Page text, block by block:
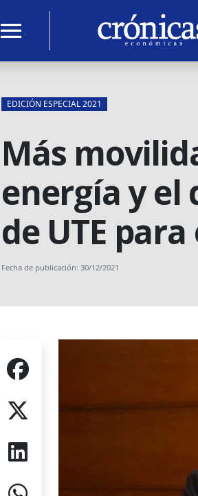
menu
EDICIÓN ESPECIAL 2021
Más
energía y el
de UTE para
Fecha de publicación: 30/12/2021